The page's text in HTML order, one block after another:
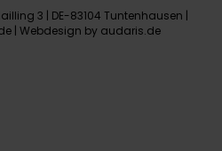
3 | DE-83104 Tuntenhausen |
| Webdesign by audaris.de